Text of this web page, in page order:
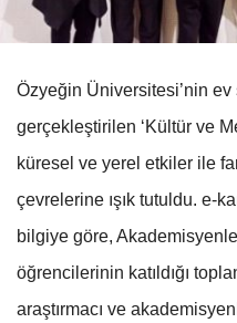
Özyeğin Üniversitesi’nin
gerçekleştirilen ‘Kültür ve
küresel ve yerel etkiler ile
çevrelerine ışık tutuldu. e-
bilgiye göre,
öğrencilerinin katıldığı
araştırmacı ve